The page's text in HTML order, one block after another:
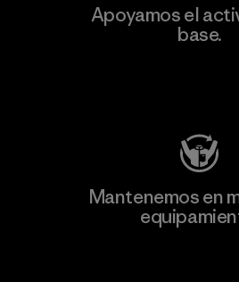
Apoyamos el
base.
Mantenemos en